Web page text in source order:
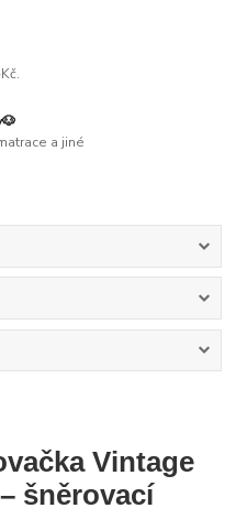
a jiné
Vintage
šněrovací